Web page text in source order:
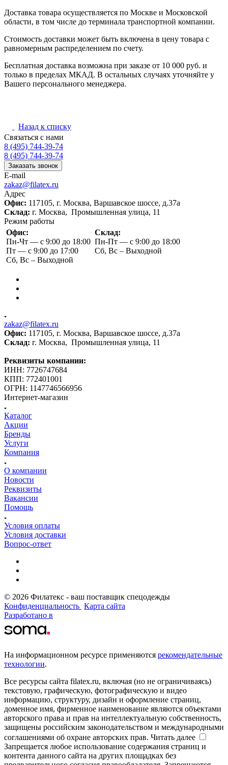
Доставка товара осуществляется по Москве и Московской
области, в том числе до терминала транспортной компании.
Стоимость доставки может быть включена в цену товара с
равномерным распределением по счету.
Бесплатная доставка возможна при заказе от 10 000 руб. и
только в пределах МКАД. В остальных случаях уточняйте у
Вашего персонального менеджера.
Назад к списку
Связаться с нами
8 (495) 744-39-74
8 (495) 744-39-74
Заказать звонок
E-mail
zakaz@filatex.ru
Адрес
Офис: 117105, г. Москва, Варшавское шоссе, д.37а
Склад: г. Москва, Промышленная улица, 11
Режим работы
Офис:
Пн-Чт — с 9:00 до 18:00
Пт — с 9:00 до 17:00
Сб, Вс – Выходной
Склад:
Пн-Пт — с 9:00 до 18:00
Сб, Вс – Выходной
zakaz@filatex.ru
Офис: 117105, г. Москва, Варшавское шоссе, д.37а
Склад: г. Москва, Промышленная улица, 11
Реквизиты компании:
ИНН: 7726747684
КПП: 772401001
ОГРН: 1147746566956
Интернет-магазин
Каталог
Акции
Бренды
Услуги
Компания
О компании
Новости
Реквизиты
Вакансии
Помощь
Условия оплаты
Условия доставки
Вопрос-ответ
© 2026 Филатекс - ваш поставщик спецодежды
Конфиденциальность Карта сайта
Разработано в
На информационном ресурсе применяются рекомендательные
технологии.
Все ресурсы сайта filatex.ru, включая (но не ограничиваясь)
текстовую, графическую, фотографическую и видео
информацию, структуру, дизайн и оформление страниц,
доменное имя, фирменное наименование являются объектами
авторского права и прав на интеллектуальную собственность,
защищены российским законодательством и международными
соглашениями об охране авторских прав. Читать далее
Запрещается любое использование содержания страниц и
контента данного сайта на других площадках без